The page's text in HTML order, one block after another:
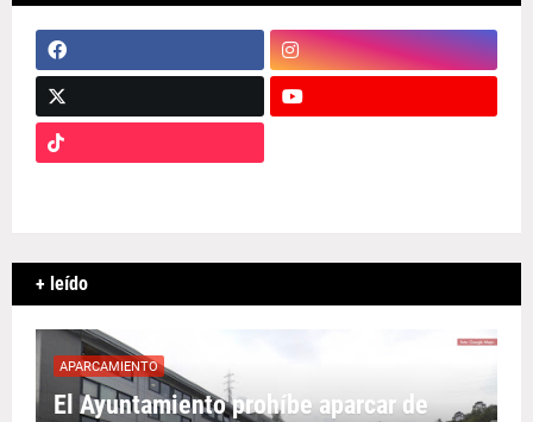
+ leído
APARCAMIENTO
El Ayuntamiento prohíbe aparcar de